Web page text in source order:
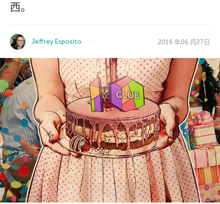
西。
Jeffrey Esposito 2016 年06 月27日